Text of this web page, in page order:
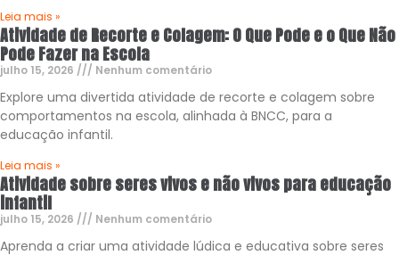
Leia mais »
Atividade de Recorte e Colagem: O Que Pode e o Que Não
Pode Fazer na Escola
julho 15, 2026 Nenhum comentário
Explore uma divertida atividade de recorte e colagem sobre
comportamentos na escola, alinhada à BNCC, para a
educação infantil.
Leia mais »
Atividade sobre seres vivos e não vivos para educação
infantil
julho 15, 2026 Nenhum comentário
Aprenda a criar uma atividade lúdica e educativa sobre seres